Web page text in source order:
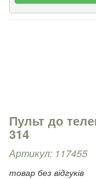
Пульт до
314
Артикул: 117455
товар без відгуків